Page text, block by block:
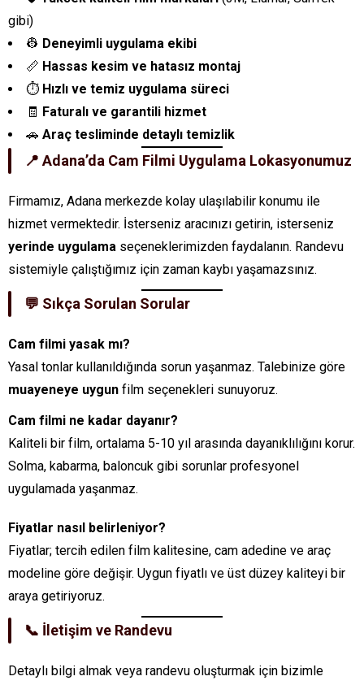
gibi)
👷 Deneyimli uygulama ekibi
📏 Hassas kesim ve hatasız montaj
⏱️ Hızlı ve temiz uygulama süreci
🧾 Faturalı ve garantili hizmet
🚗 Araç tesliminde detaylı temizlik
📍 Adana’da Cam Filmi Uygulama Lokasyonumuz
Firmamız, Adana merkezde kolay ulaşılabilir konumu ile
hizmet vermektedir. İsterseniz aracınızı getirin, isterseniz
yerinde uygulama seçeneklerimizden faydalanın. Randevu
sistemiyle çalıştığımız için zaman kaybı yaşamazsınız.
💬 Sıkça Sorulan Sorular
Cam filmi yasak mı?
Yasal tonlar kullanıldığında sorun yaşanmaz. Talebinize göre
muayeneye uygun film seçenekleri sunuyoruz.
Cam filmi ne kadar dayanır?
Kaliteli bir film, ortalama 5-10 yıl arasında dayanıklılığını korur.
Solma, kabarma, baloncuk gibi sorunlar profesyonel
uygulamada yaşanmaz.
Fiyatlar nasıl belirleniyor?
Fiyatlar; tercih edilen film kalitesine, cam adedine ve araç
modeline göre değişir. Uygun fiyatlı ve üst düzey kaliteyi bir
araya getiriyoruz.
📞 İletişim ve Randevu
Detaylı bilgi almak veya randevu oluşturmak için bizimle